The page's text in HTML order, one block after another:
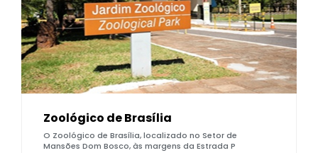
Zoológico de Brasília
O Zoológico de Brasília, localizado no Setor de
Mansões Dom Bosco, às margens da Estrada P